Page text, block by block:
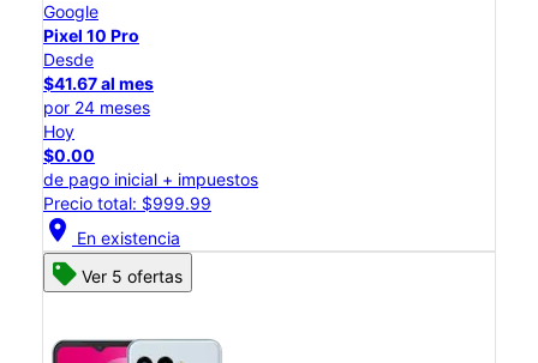
Google
Pixel 10 Pro
Desde
$41.67 al mes
por 24 meses
Hoy
$0.00
de pago inicial + impuestos
Precio total: $999.99
location_on En existencia
Ver 5 ofertas